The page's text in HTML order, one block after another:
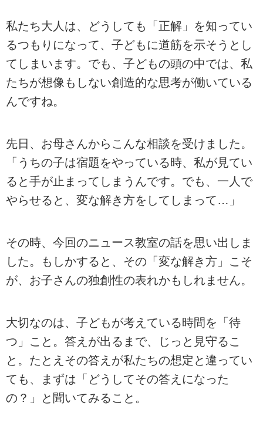
私たち大人は、どうしても「正解」を知ってい
るつもりになって、子どもに道筋を示そうとし
てしまいます。でも、子どもの頭の中では、私
たちが想像もしない創造的な思考が働いている
んですね。
先日、お母さんからこんな相談を受けました。
「うちの子は宿題をやっている時、私が見てい
ると手が止まってしまうんです。でも、一人で
やらせると、変な解き方をしてしまって…」
その時、今回のニュース教室の話を思い出しま
した。もしかすると、その「変な解き方」こそ
が、お子さんの独創性の表れかもしれません。
大切なのは、子どもが考えている時間を「待
つ」こと。答えが出るまで、じっと見守るこ
と。たとえその答えが私たちの想定と違ってい
ても、まずは「どうしてその答えになった
の？」と聞いてみること。